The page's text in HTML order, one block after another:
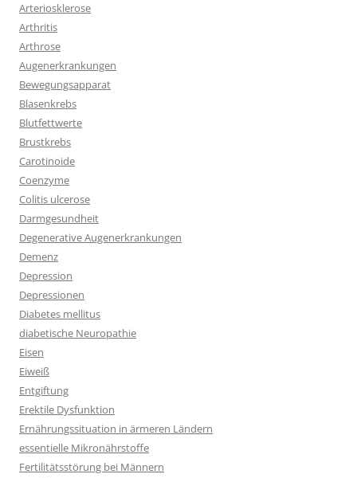
Arteriosklerose
Arthritis
Arthrose
Augenerkrankungen
Bewegungsapparat
Blasenkrebs
Blutfettwerte
Brustkrebs
Carotinoide
Coenzyme
Colitis ulcerose
Darmgesundheit
Degenerative Augenerkrankungen
Demenz
Depression
Depressionen
Diabetes mellitus
diabetische Neuropathie
Eisen
Eiweiß
Entgiftung
Erektile Dysfunktion
Ernährungssituation in ärmeren Ländern
essentielle Mikronährstoffe
Fertilitätsstörung bei Männern